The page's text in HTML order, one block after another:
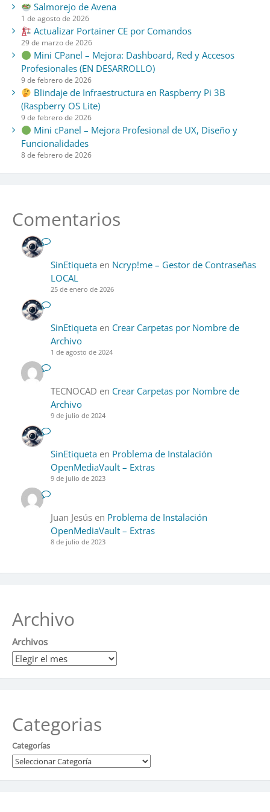
Salmorejo de Avena
1 de agosto de 2026
Actualizar Portainer CE por Comandos
29 de marzo de 2026
Mini CPanel – Mejora: Dashboard, Red y Accesos
Profesionales (EN DESARROLLO)
9 de febrero de 2026
Blindaje de Infraestructura en Raspberry Pi 3B
(Raspberry OS Lite)
9 de febrero de 2026
Mini cPanel – Mejora Profesional de UX, Diseño y
Funcionalidades
8 de febrero de 2026
Comentarios
SinEtiquetaen Ncryp!me – Gestor de Contraseñas
LOCAL
25 de enero de 2026
SinEtiquetaen Crear Carpetas por Nombre de
Archivo
1 de agosto de 2024
TECNOCAD en Crear Carpetas por Nombre de
Archivo
9 de julio de 2024
SinEtiquetaen Problema de Instalación
OpenMediaVault – Extras
9 de julio de 2023
Juan Jesúsen Problema de Instalación
OpenMediaVault – Extras
8 de julio de 2023
Archivo
Archivos
Categorias
Categorías